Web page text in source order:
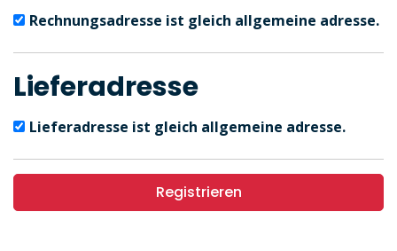
Rechnungsadresse ist gleich allgemeine adresse.
Lieferadresse
Lieferadresse ist gleich allgemeine adresse.
Registrieren